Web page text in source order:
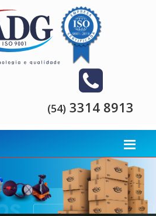
(54) 3314 8913